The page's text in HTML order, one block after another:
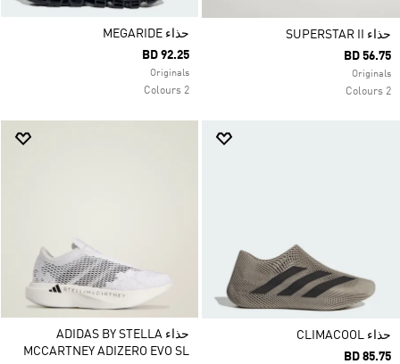
حذاء SUPERSTAR II
BD 56.75
Originals
2 Colours
حذاء MEGARIDE
BD 92.25
Originals
2 Colours
حذاء CLIMACOOL
BD 85.75
حذاء ADIDAS BY STELLA
MCCARTNEY ADIZERO EVO SL